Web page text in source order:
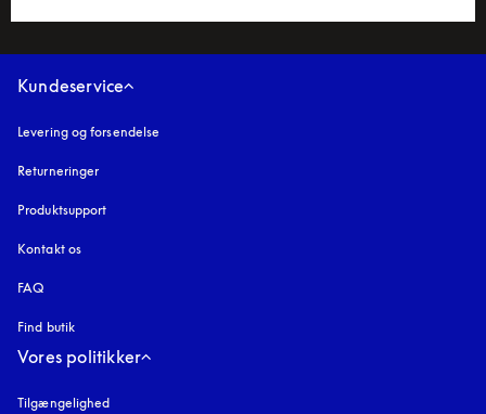
Kundeservice
Levering og forsendelse
Returneringer
Produktsupport
Kontakt os
FAQ
Find butik
Vores politikker
Tilgængelighed